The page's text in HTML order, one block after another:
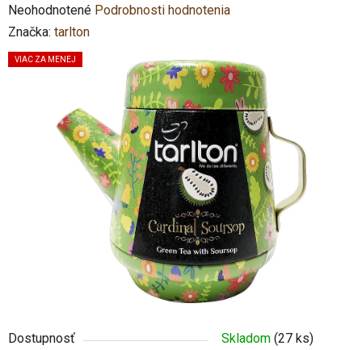
Dostupnosť Skladom (27 ks)
Priemerné
hodnotenie
produktu
Neohodnotené Podrobnosti hodnotenia
Značka: tarlton
VIAC ZA MENEJ